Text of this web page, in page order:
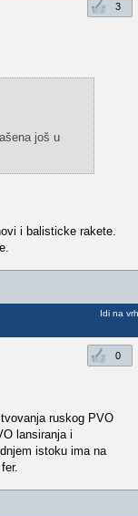
3
još u
i balisticke rakete.
Idi na vrh
0
ruskog PVO
lansiranja i
istoku ima na